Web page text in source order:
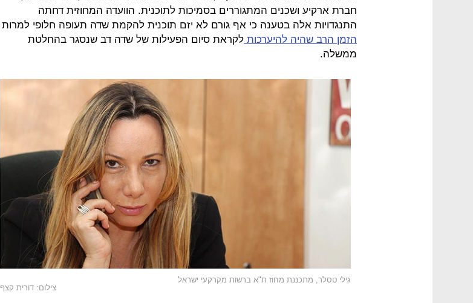
חברת ארקיע ושכנים המתגוררים בסמיכות לתוכנית. הוועדה המחוזית דחתה
התנגדויות אלה בטענה כי אף גורם לא יזם תוכנית להקמת שדה תעופה חלופי למרות
הזמן הרב שהיה להיערכות לקראת סיום הפעילות של שדה דב שנסגר בהחלטת
ממשלה.
גילי טסלר, מתכננת מחוז ת"א ברשות מקרקעי ישראל
צילום: דורית קצף